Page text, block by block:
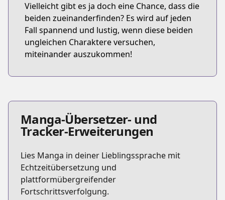
Vielleicht gibt es ja doch eine Chance, dass die
beiden zueinanderfinden? Es wird auf jeden
Fall spannend und lustig, wenn diese beiden
ungleichen Charaktere versuchen,
miteinander auszukommen!
Manga-Übersetzer- und
Tracker-Erweiterungen
Lies Manga in deiner Lieblingssprache mit
Echtzeitübersetzung und
plattformübergreifender
Fortschrittsverfolgung.